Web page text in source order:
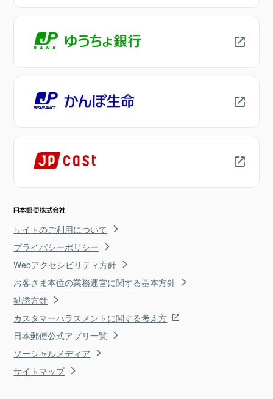
サイトのご利用について
プライバシーポリシー
Webアクセシビリティ方針
お客さま本位の業務運営に関する基本方針
勧誘方針
カスタマーハラスメントに関する考え方
日本郵便公式アプリ一覧
ソーシャルメディア
サイトマップ